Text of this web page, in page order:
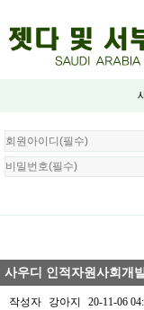
회
원
로
사우디 인적자원사회개
작성자 강아지 20-11-06